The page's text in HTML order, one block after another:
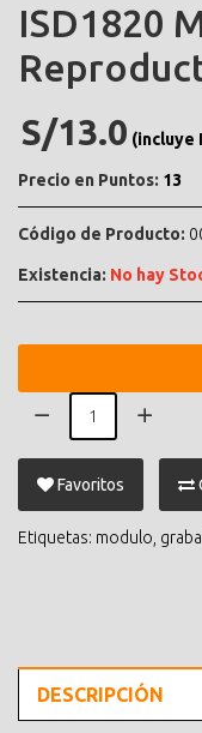
ISD1820
S/13.0 (incluye
Precio en Puntos: 13
Código de Producto:
Existencia: No hay
Favoritos
Etiquetas: modulo
DESCRIPCIÓN